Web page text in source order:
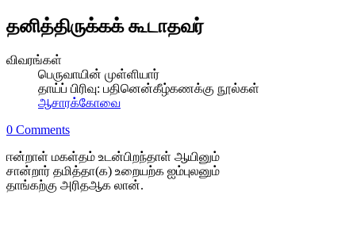
தனித்திருக்கக் கூடாதவர்
விவரங்கள்
பெருவாயின் முள்ளியார்
தாய்ப் பிரிவு: பதினென்கீழ்கணக்கு நூல்கள்
ஆசாரக்கோவை
0 Comments
ஈன்றாள் மகள்தம் உடன்பிறந்தாள் ஆயினும்
சான்றார் தமித்தா(க) உறையற்க ஐம்புலனும்
தாங்கற்கு அரிதஆக லான்.